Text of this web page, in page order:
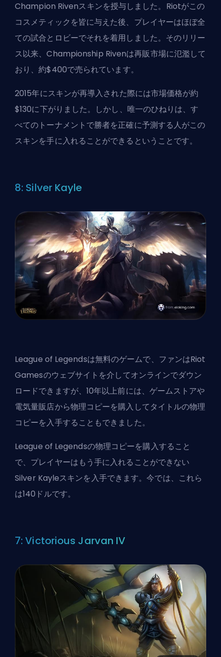
Champion Rivenスキンを授与しました。Riotがこの
コスメティックを皆に与えた後、プレイヤーはほぼ全
ての試合とロビーでそれを着用しました。そのリリー
ス以来、Championship Rivenは再販市場に氾濫して
おり、約$400で売られています。
2015年にスキンが再導入された際には市場価格が約
$130に下がりました。しかし、唯一のひねりは、す
べてのトーナメントで勝者を正確に予測する人がこの
スキンを手に入れることができるということです。
8: Silver Kayle
League of Legendsは無料のゲームで、ファンはRiot
Gamesのウェブサイトを介してオンラインでダウン
ロードできますが、10年以上前には、ゲームストアや
電気量販店から物理コピーを購入してタイトルの物理
コピーを入手することもできました。
League of Legendsの物理コピーを購入すること
で、プレイヤーはもう手に入れることができない
Silver Kayleスキンを入手できます。今では、これら
は140ドルです。
7: Victorious Jarvan IV